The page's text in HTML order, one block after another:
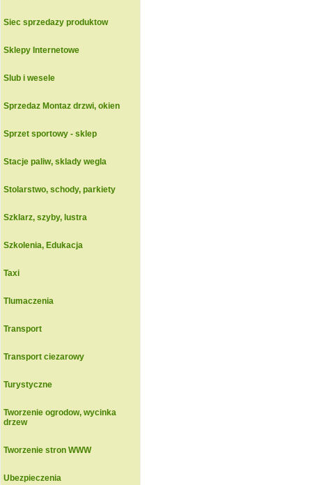
Siec sprzedazy produktow
Sklepy Internetowe
Slub i wesele
Sprzedaz Montaz drzwi, okien
Sprzet sportowy - sklep
Stacje paliw, sklady wegla
Stolarstwo, schody, parkiety
Szklarz, szyby, lustra
Szkolenia, Edukacja
Taxi
Tlumaczenia
Transport
Transport ciezarowy
Turystyczne
Tworzenie ogrodow, wycinka
drzew
Tworzenie stron WWW
Ubezpieczenia